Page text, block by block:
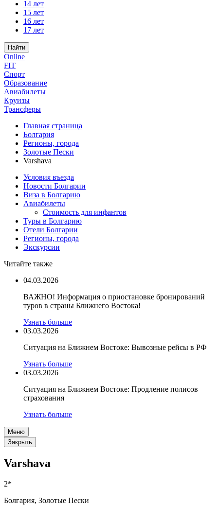
14 лет
15 лет
16 лет
17 лет
Найти
Online
FIT
Спорт
Образование
Авиабилеты
Круизы
Трансферы
Главная страница
Болгария
Регионы, города
Золотые Пески
Varshava
Условия въезда
Новости Болгарии
Виза в Болгарию
Авиабилеты
Стоимость для инфантов
Туры в Болгарию
Отели Болгарии
Регионы, города
Экскурсии
Читайте также
04.03.2026
ВАЖНО! Информация о приостановке бронирований
туров в страны Ближнего Востока!
Узнать больше
03.03.2026
Ситуация на Ближнем Востоке: Вывозные рейсы в РФ
Узнать больше
03.03.2026
Ситуация на Ближнем Востоке: Продление полисов
страхования
Узнать больше
Меню
Закрыть
Varshava
2*
Болгария, Золотые Пески